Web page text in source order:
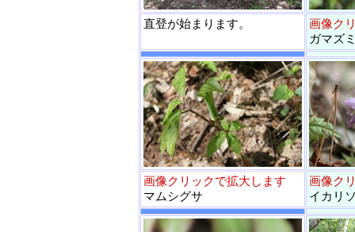
直登が始まります。
画像ク
ガマズ
画像クリックで拡大します
マムシグサ
画像ク
イカリ